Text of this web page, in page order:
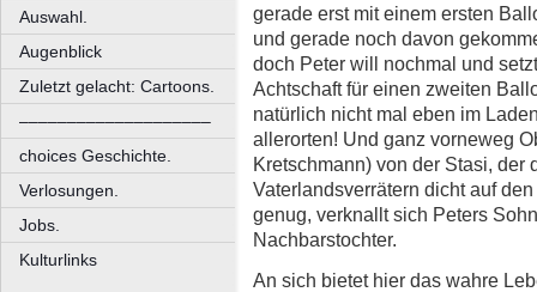
Auswahl.
Augenblick
Zuletzt gelacht: Cartoons.
––––––––––––––––––––
choices Geschichte.
Verlosungen.
Jobs.
Kulturlinks
gerade erst mit einem ersten
und gerade noch davon
doch Peter will nochmal und
Achtschaft für einen zweiten
natürlich nicht mal eben im
allerorten! Und ganz vorneweg
Kretschmann) von der Stasi,
Vaterlandsverrätern dicht auf
genug, verknallt sich Peters
Nachbarstochter.
An sich bietet hier das wahre